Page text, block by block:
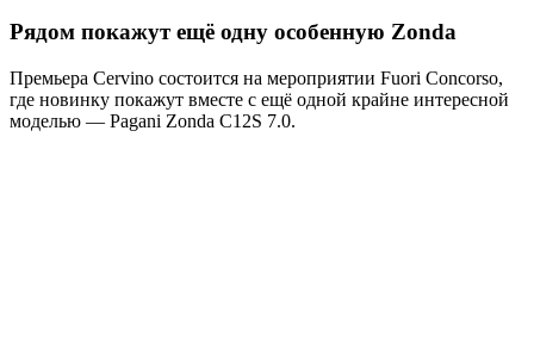
Рядом покажут ещё одну особенную Zonda
Премьера Cervino состоится на мероприятии Fuori Concorso,
где новинку покажут вместе с ещё одной крайне интересной
моделью — Pagani Zonda C12S 7.0.